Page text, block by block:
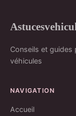
Conseils et
véhicules
NAVIGATION
Accueil